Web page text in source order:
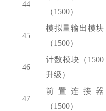
44
（1500）
45
模拟量输出模块
（1500）
46
计数模块（ 1500
升级）
47
前置连接器
（1500）